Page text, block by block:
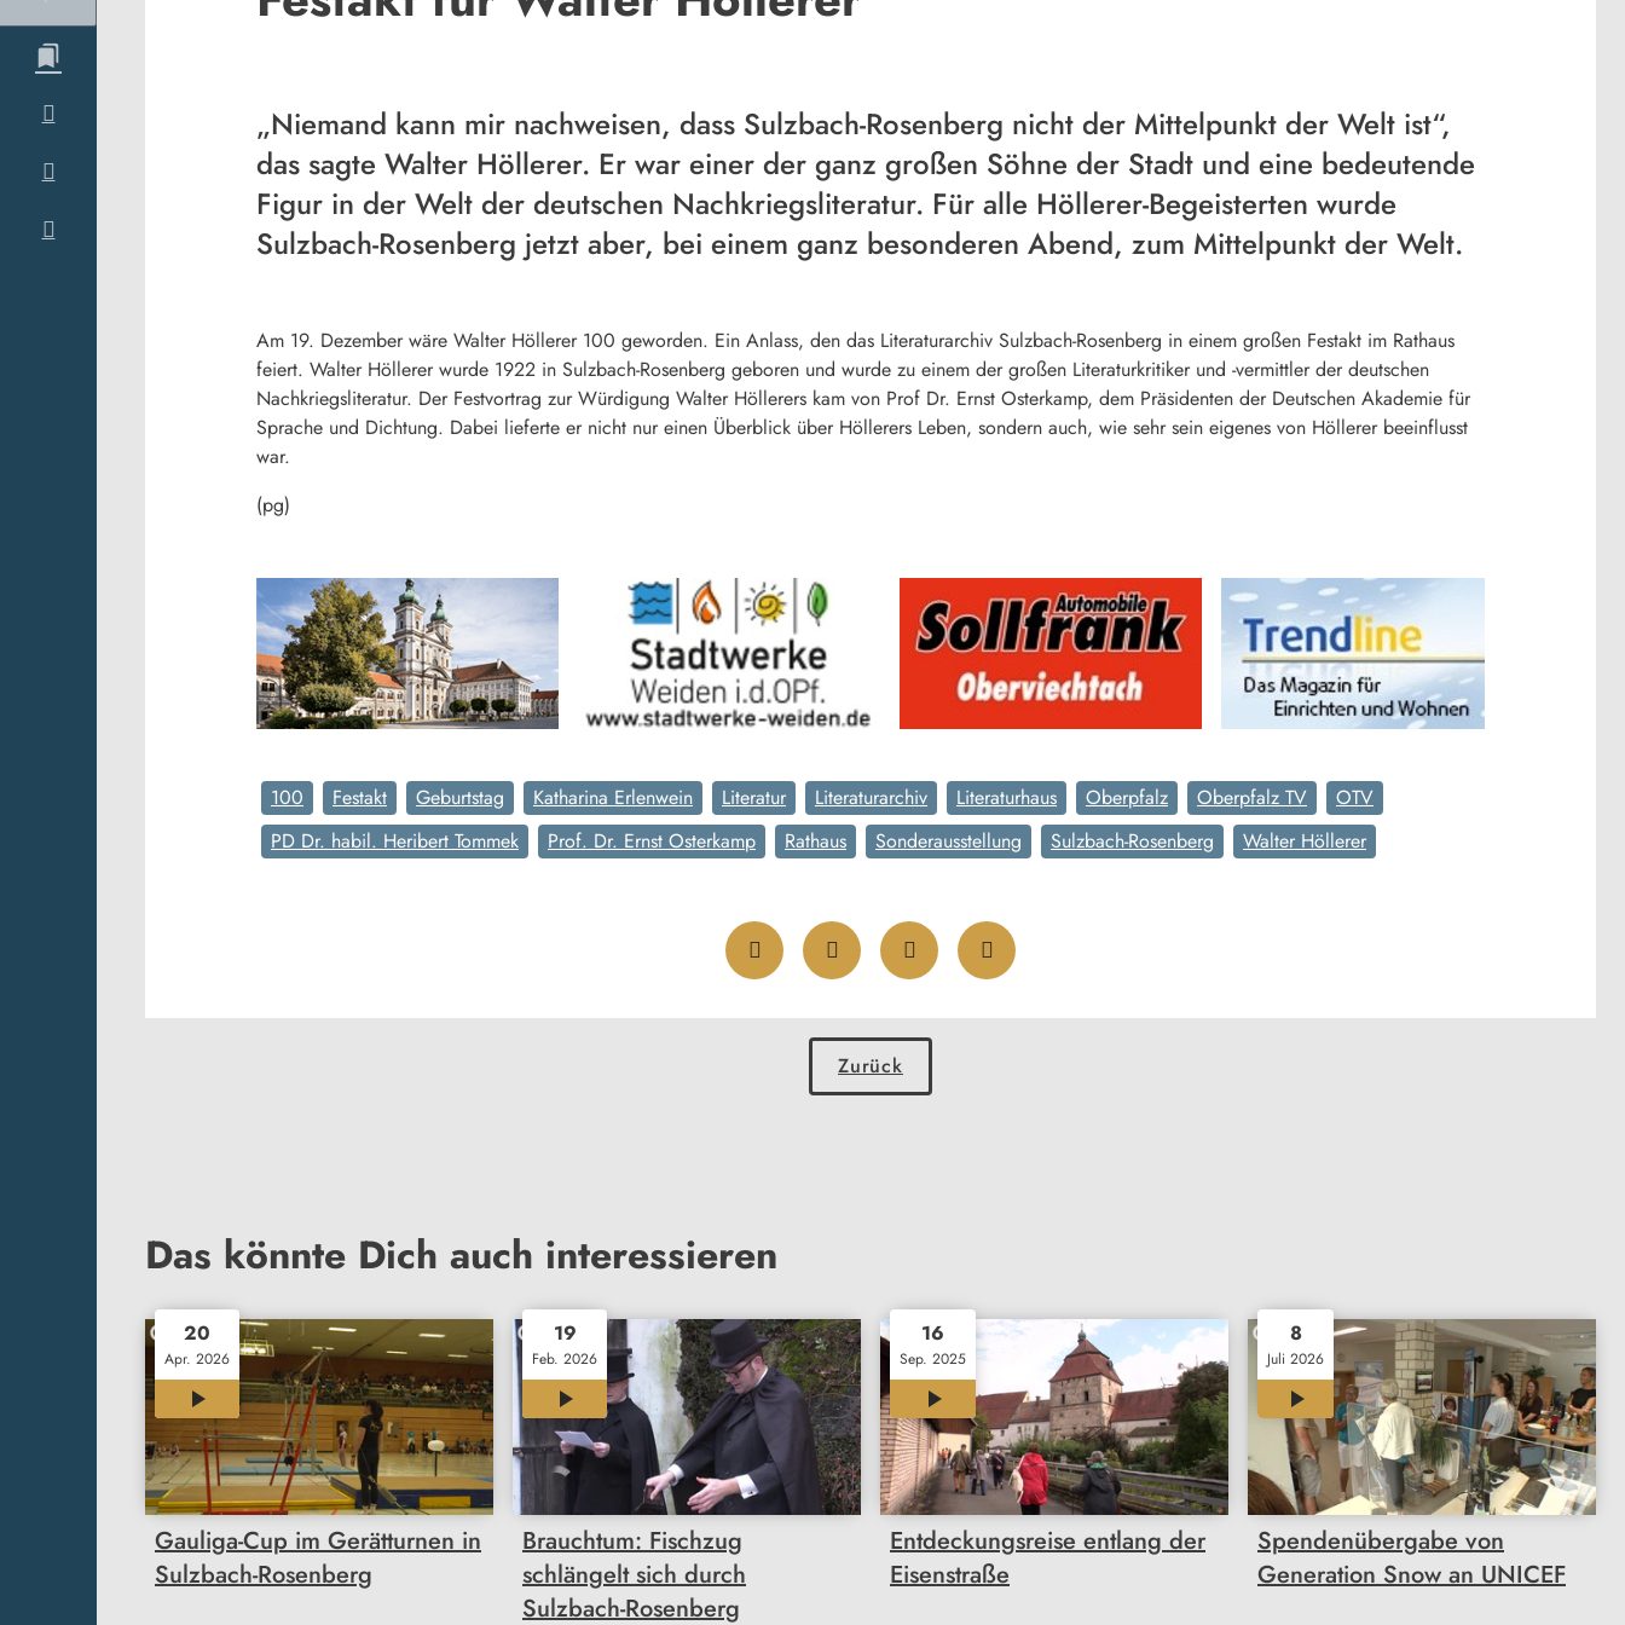
„Niemand kann mir nachweisen, dass Sulzbach-Rosenberg nicht der Mittelpunkt der Welt ist“,
das sagte Walter Höllerer. Er war einer der ganz großen Söhne der Stadt und eine bedeutende
Figur in der Welt der deutschen Nachkriegsliteratur. Für alle Höllerer-Begeisterten wurde
Sulzbach-Rosenberg jetzt aber, bei einem ganz besonderen Abend, zum Mittelpunkt der Welt.
Am 19. Dezember wäre Walter Höllerer 100 geworden. Ein Anlass, den das Literaturarchiv Sulzbach-Rosenberg in einem großen Festakt im Rathaus
feiert. Walter Höllerer wurde 1922 in Sulzbach-Rosenberg geboren und wurde zu einem der großen Literaturkritiker und -vermittler der deutschen
Nachkriegsliteratur. Der Festvortrag zur Würdigung Walter Höllerers kam von Prof Dr. Ernst Osterkamp, dem Präsidenten der Deutschen Akademie für
Sprache und Dichtung. Dabei lieferte er nicht nur einen Überblick über Höllerers Leben, sondern auch, wie sehr sein eigenes von Höllerer beeinflusst
war.
(pg)
100 Festakt Geburtstag Katharina Erlenwein Literatur Literaturarchiv Literaturhaus Oberpfalz Oberpfalz TV
OTV
PD Dr. habil. Heribert Tommek
Prof. Dr. Ernst Osterkamp Rathaus Sonderausstellung Sulzbach-Rosenberg Walter Höllerer
Zurück
Das könnte Dich auch interessieren
20
Apr. 2026
00:26
Gauliga-Cup im Gerätturnen in
Sulzbach-Rosenberg
19
Feb. 2026
04:01
Brauchtum: Fischzug
schlängelt sich durch
Sulzbach-Rosenberg
16
Sep. 2025
00:31
Entdeckungsreise entlang der
Eisenstraße
8
Juli 2026
00:31
Spendenübergabe von
Generation Snow an UNICEF